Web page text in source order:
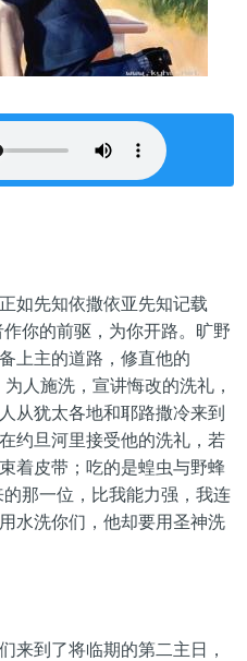
如先知依撒依亚先知记载
你的前驱，为你开路。旷野
上主的道路，修直他的
人施洗，宣讲悔改的洗礼，
从犹太各地和耶路撒冷来到
约旦河里接受他的洗礼，若
着皮带；吃的是蝗虫与野蜂
那一位，比我能力强，我连
水洗你们，他却要用圣神洗
来到了将临期的第二主日，